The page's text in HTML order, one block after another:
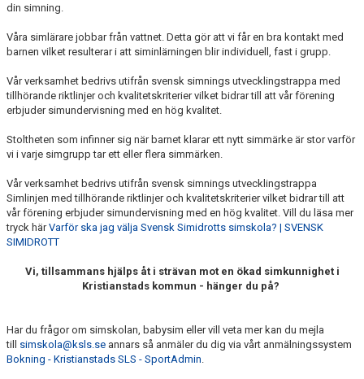
din simning.
Våra simlärare jobbar från vattnet. Detta gör att vi får en bra kontakt med
barnen vilket resulterar i att siminlärningen blir individuell, fast i grupp.
Vår verksamhet bedrivs utifrån svensk simnings utvecklingstrappa med
tillhörande riktlinjer och kvalitetskriterier vilket bidrar till att vår förening
erbjuder simundervisning med en hög kvalitet.
Stoltheten som infinner sig när barnet klarar ett nytt simmärke är stor varför
vi i varje simgrupp tar ett eller flera simmärken.
Vår verksamhet bedrivs utifrån svensk simnings utvecklingstrappa
Simlinjen med tillhörande riktlinjer och kvalitetskriterier vilket bidrar till att
vår förening erbjuder simundervisning med en hög kvalitet. Vill du läsa mer
tryck härVarför ska jag välja Svensk Simidrotts simskola? | SVENSK
SIMIDROTT
Vi, tillsammans hjälps åt i strävan mot en ökad simkunnighet i
Kristianstads kommun - hänger du på?
Har du frågor om simskolan, babysim eller vill veta mer kan du mejla
till simskola@ksls.se annars så anmäler du dig via vårt anmälningssystem
Bokning - Kristianstads SLS - SportAdmin.